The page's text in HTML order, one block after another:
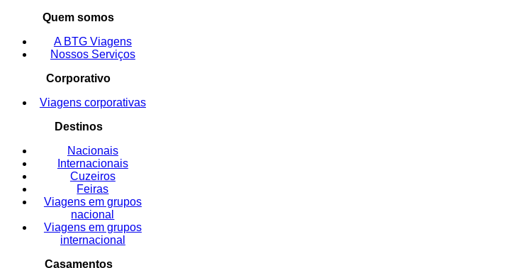
Quem somos
A BTG Viagens
Nossos Serviços
Corporativo
Viagens corporativas
Destinos
Nacionais
Internacionais
Cuzeiros
Feiras
Viagens em grupos
nacional
Viagens em grupos
internacional
Casamentos